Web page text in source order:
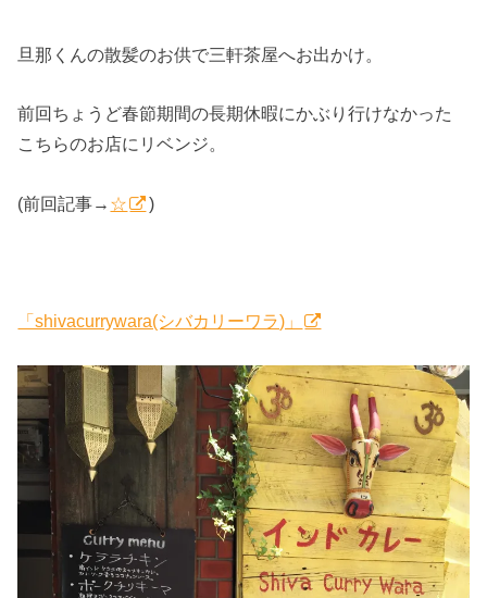
旦那くんの散髪のお供で三軒茶屋へお出かけ。
前回ちょうど春節期間の長期休暇にかぶり行けなかった
こちらのお店にリベンジ。
(前回記事→ ☆ )
「shivacurrywara(シバカリーワラ)」